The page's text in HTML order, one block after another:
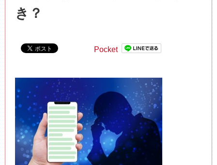
き？
Pocket